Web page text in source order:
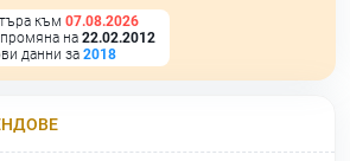
към 07.08.2026
на 22.02.2012
данни за 2018